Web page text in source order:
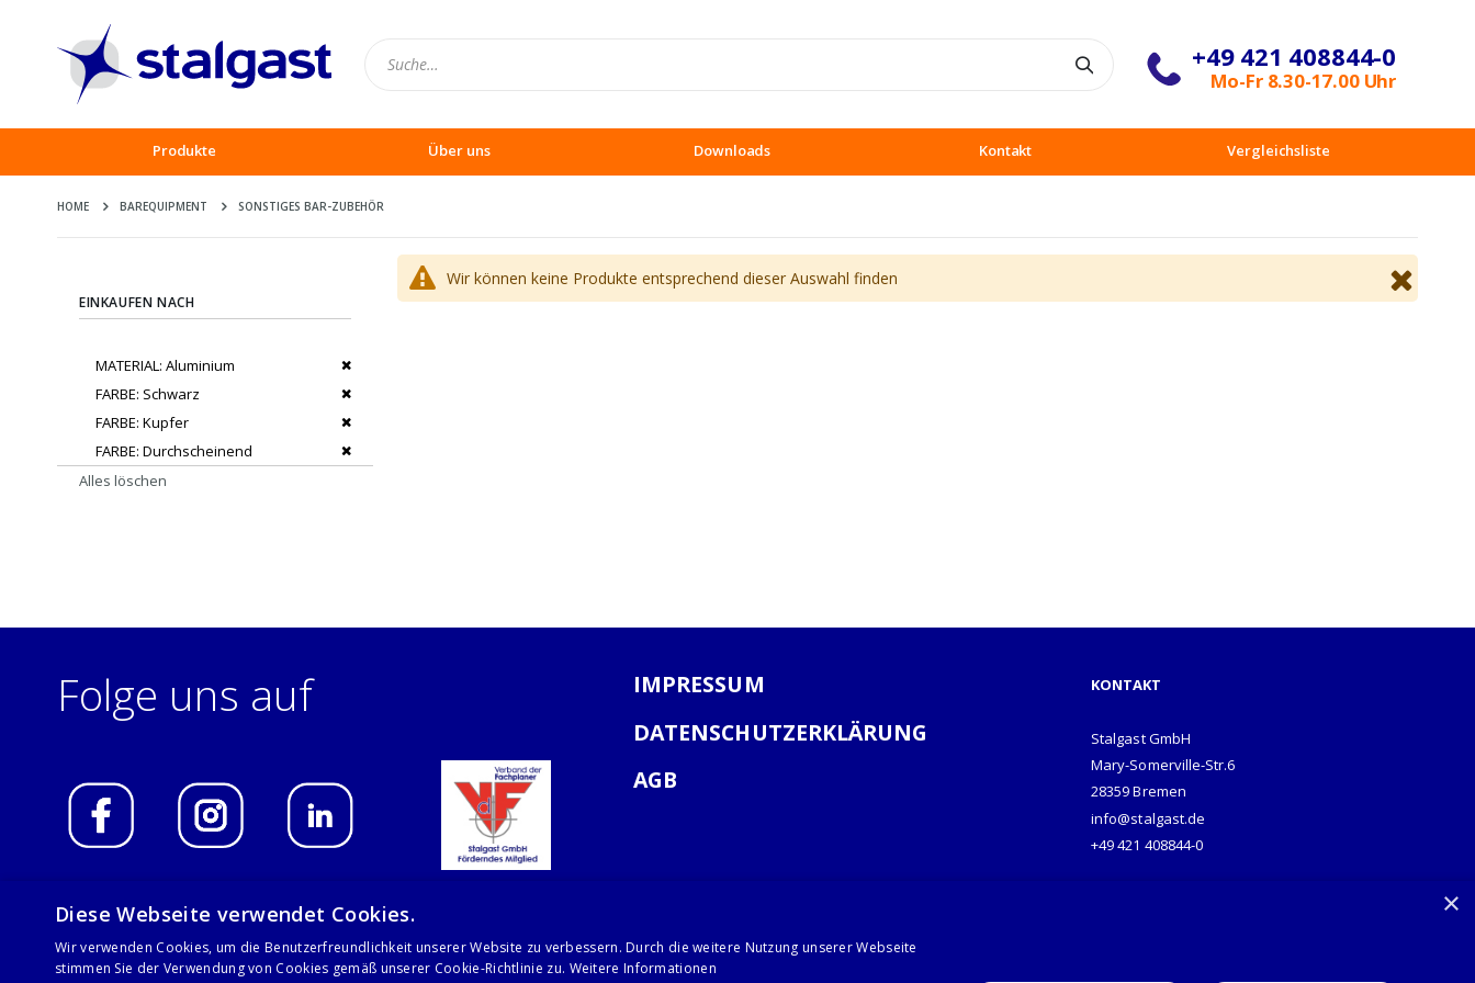
+49 421 408844-0
Mo-Fr 8.30-17.00 Uhr
Produkte Über uns Downloads Kontakt Vergleichsliste
HOME BAREQUIPMENT SONSTIGES BAR-ZUBEHÖR
Wir können keine Produkte entsprechend dieser Auswahl finden
EINKAUFEN NACH
MATERIAL Aluminium
Dies entfernen
FARBE Schwarz
Dies entfernen
FARBE Kupfer
Dies entfernen
FARBE Durchscheinend
Dies entfernen
Alles löschen
Folge uns auf
IMPRESSUM
DATENSCHUTZERKLÄRUNG
AGB
KONTAKT
Stalgast GmbH
Mary-Somerville-Str.6
28359 Bremen
info@stalgast.de
+49 421 408844-0
© 2021 Stalgast GmbH
×
Diese Webseite verwendet Cookies.
Wir verwenden Cookies, um die Benutzerfreundlichkeit unserer Website zu verbessern. Durch die weitere Nutzung unserer Webseite
stimmen Sie der Verwendung von Cookies gemäß unserer Cookie-Richtlinie zu. Weitere Informationen